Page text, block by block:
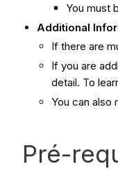
You must
Additional
If there are
If you are
detail. To
You can also
Pré-